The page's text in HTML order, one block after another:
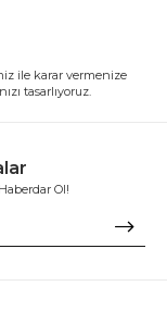
ile karar vermenize
tasarlıyoruz.
Ol!